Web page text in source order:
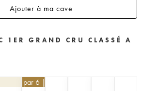
Ajouter à ma cave
1ER GRAND CRU CLASSÉ A
par 6 | -10%